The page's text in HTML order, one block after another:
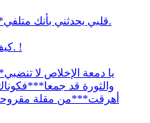
قلبي يحدثني بأنك متلفي***روحي فداك عرفت أم لم تعرف.
كيف يستطيع الإخلاص من يغلبه هواه؟. !
يا دمعة الإخلاص لا
والثورة قد
أهرقت***من مقلة